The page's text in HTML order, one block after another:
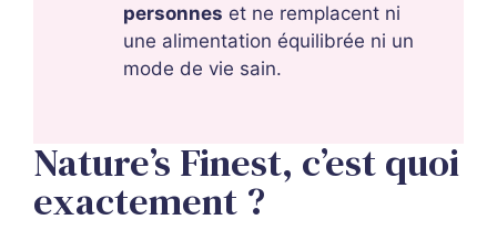
personnes et ne remplacent ni
une alimentation équilibrée ni un
mode de vie sain.
Nature’s Finest, c’est quoi
exactement ?